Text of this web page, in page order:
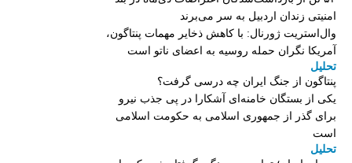
امنیتی زندان اردبیل به سر می‌برند
وال‌استریت ژورنال: با کاهش ذخایر مهمات پنتاگون،
آمریکا نگران حمله روسیه به اعضای ناتو‌ است
تحلیل
پنتاگون از جنگ ایران چه درسی گرفت؟
یکی از بستگان خامنه‌ای آشکارا در پی جذب نیرو
برای گذر از جمهوری اسلامی به حکومت اسلامی
است
تحلیل